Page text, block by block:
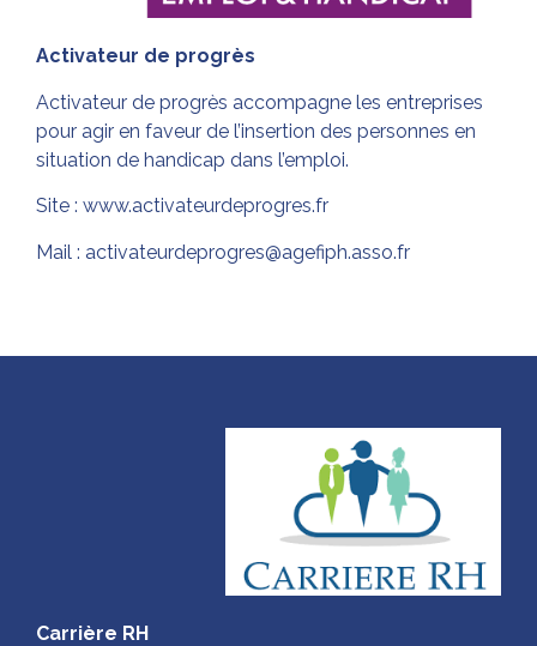
Activateur de progrès
Activateur de progrès accompagne les entreprises
pour agir en faveur de l’insertion des personnes en
situation de handicap dans l’emploi.
Site : www.activateurdeprogres.fr
Mail : activateurdeprogres@agefiph.asso.fr
Carrière RH